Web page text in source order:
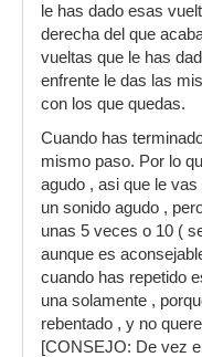
le has dado esas
derecha del que
vueltas que le has
enfrente le das las
con los que quedas.
Cuando has
mismo paso. Por lo
agudo , asi que le
un sonido agudo ,
unas 5 veces o 10 (
aunque es
cuando has repetido
una solamente ,
rebentado , y no
[CONSEJO: De vez